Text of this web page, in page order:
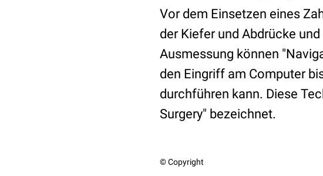
Vor dem Einsetzen eines
der Kiefer und Abdrücke
Ausmessung können
den Eingriff am Computer
durchführen kann. Diese
Surgery" bezeichnet.
© Copyright